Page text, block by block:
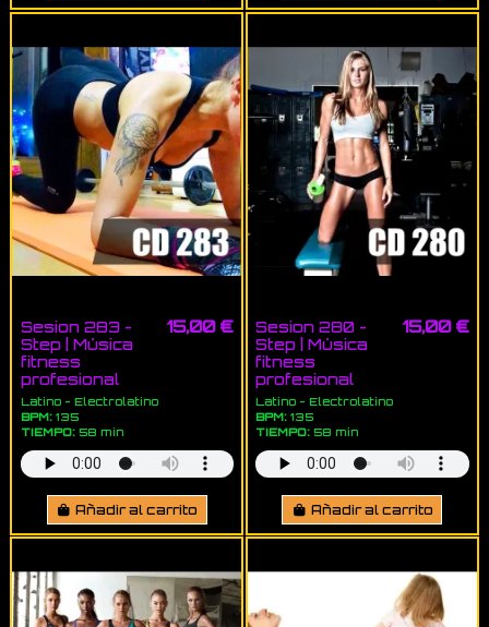
Sesion 283 -
Step | Música
fitness
profesional
Latino - Electrolatino
BPM:135
TIEMPO:58 min
15,00 €
Añadir al carrito
Sesion 280 -
Step | Música
fitness
profesional
Latino - Electrolatino
BPM: 135
TIEMPO: 58 min
15,00 €
Añadir al carrito